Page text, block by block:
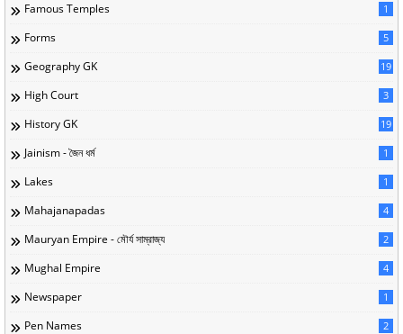
Famous Temples 1
Forms 5
Geography GK 19
High Court 3
History GK 19
Jainism - জৈন ধর্ম 1
Lakes 1
Mahajanapadas 4
Mauryan Empire - মৌর্য সাম্রাজ্য 2
Mughal Empire 4
Newspaper 1
Pen Names 2